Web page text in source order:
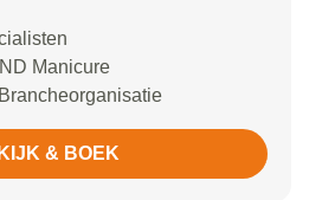
Manicure
& BOEK